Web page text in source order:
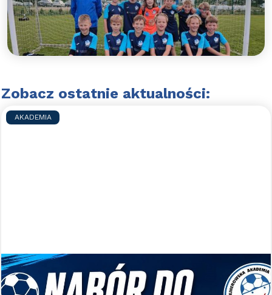
Błękitni Wejherowo po raz szósty wygrywają w
ligowych potyczkach. 2012 na szczycie tabeli!
Czytaj więcej >>
Zobacz ostatnie aktualności:
AKADEMIA
Nabory uzupełniające do WAPN
Błękitni Wejherowo